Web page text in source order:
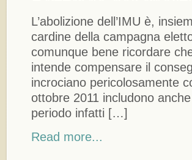
L’abolizione dell’IMU è,
cardine della campagna
comunque bene ricordare
intende compensare il
incrociano pericolosamente
ottobre 2011 includono
periodo infatti […]
Read more...